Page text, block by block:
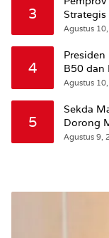
3
Strategis
Agustus
4
B50 dan
Agustus
5
Sekda
Dorong
Mitra
Agustus 9,